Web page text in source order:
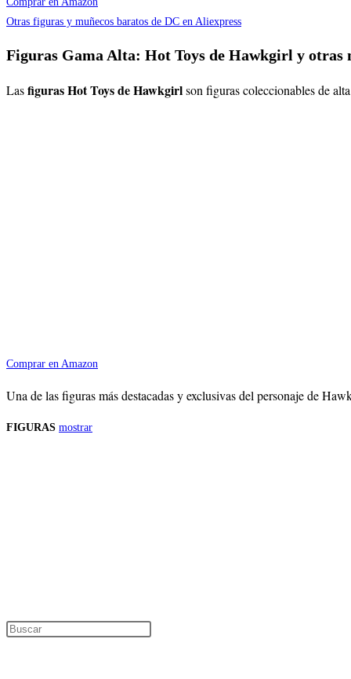
Otras figuras y muñecos baratos de DC en Aliexpress
Figuras Gama Alta: Hot Toys de Hawkgirl y otras
Lasfiguras Hot Toys deHawkgirlson figuras coleccionables de
Comprar en Amazon
Una de las figuras más destacadas y exclusivas del personaje de
FIGURAS mostrar